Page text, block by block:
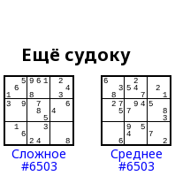
Ещё судоку
Сложное
#6503
Среднее
#6503